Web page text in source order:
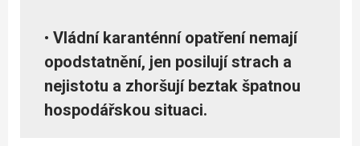
• Vládní karanténní opatření nemají
opodstatnění, jen posilují strach a
nejistotu a zhoršují beztak špatnou
hospodářskou situaci.